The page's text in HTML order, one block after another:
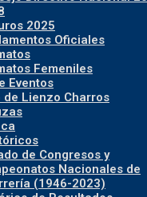
2025
Oficiales
Femeniles
Eventos
de Lienzo Charros
de Congresos y
Nacionales de
(1946-2023)